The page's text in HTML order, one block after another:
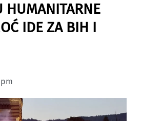
IDE ZA BIH I